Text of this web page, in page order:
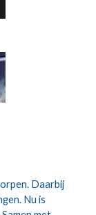
Daarbij
Nu is